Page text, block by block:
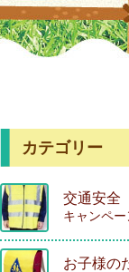
カテゴリー
交通安全
キャンペー
お子様の